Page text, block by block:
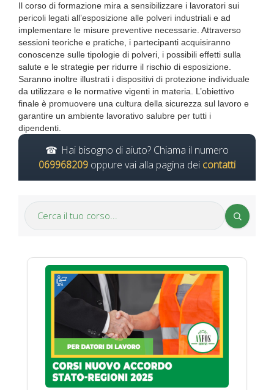
Il corso di formazione mira a sensibilizzare i lavoratori sui
pericoli legati all’esposizione alle polveri industriali e ad
implementare le misure preventive necessarie. Attraverso
sessioni teoriche e pratiche, i partecipanti acquisiranno
conoscenze sulle tipologie di polveri, i possibili effetti sulla
salute e le strategie per ridurre il rischio di esposizione.
Saranno inoltre illustrati i dispositivi di protezione individuale
da utilizzare e le normative vigenti in materia. L’obiettivo
finale è promuovere una cultura della sicurezza sul lavoro e
garantire un ambiente lavorativo salubre per tutti i
dipendenti.
Hai bisogno di aiuto? Chiama il numero
069968209 oppure vai alla pagina dei contatti